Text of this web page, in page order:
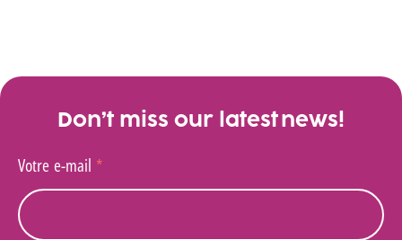
Don’t miss our latest news!
Votre e-mail *